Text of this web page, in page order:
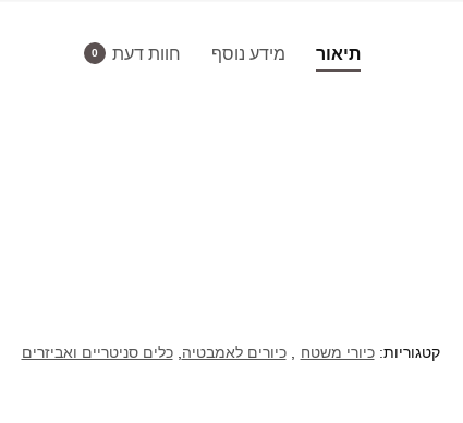
תיאור מידע נוסף חוות דעת 0
קטגוריות:כיורי משטח ,כיורים לאמבטיה ,כלים סניטריים ואביזרים